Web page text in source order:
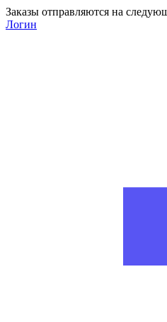
Заказы отправляются на
Логин